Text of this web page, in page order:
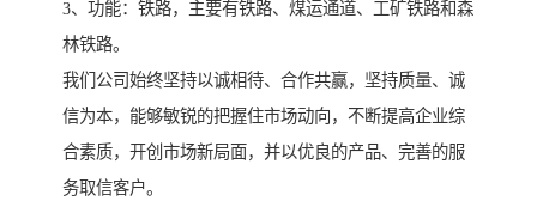
3、功能：铁路，主要有铁路、煤运通道、工矿铁路和森
林铁路。
我们公司始终坚持以诚相待、合作共赢，坚持质量、诚
信为本，能够敏锐的把握住市场动向，不断提高企业综
合素质，开创市场新局面，并以优良的产品、完善的服
务取信客户。